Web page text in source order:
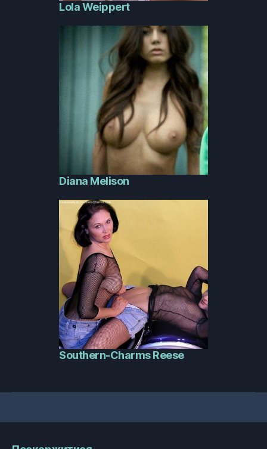
Lola Weippert
Diana Melison
Southern-Charms Reese